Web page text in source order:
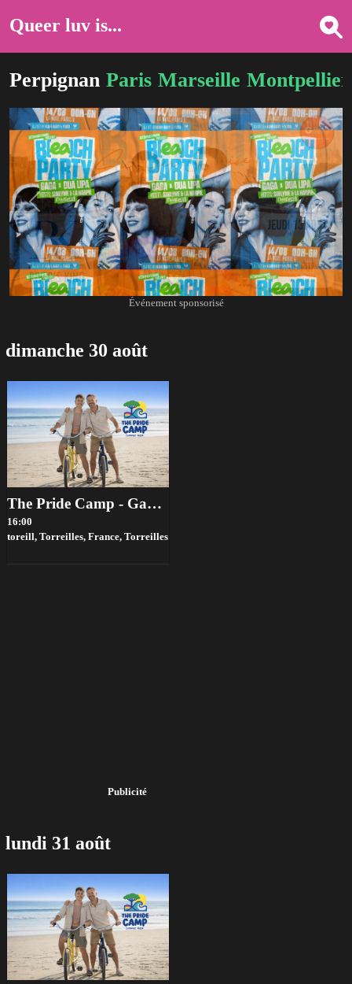
Queer luv is...
Perpignan Paris Marseille Montpellier
Previous Next
Événement sponsorisé
dimanche 30 août
The Pride Camp - Gay Summer Week 2026
16:00
toreill, Torreilles, France, Torreilles
Publicité
lundi 31 août